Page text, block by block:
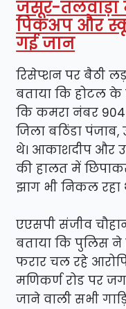
जसूर-तलवाड़ा
पिकअप और
गई जान
रिसेप्शन पर बैठी
बताया कि होटल
कि कमरा नंबर
जिला बठिंडा
थे। आकाशदीप और
की हालत में
झाग भी निकल रहा
एएसपी संजीव
बताया कि पुलिस
फरार चल रहे
मणिकर्ण रोड पर
जाने वाली सभी